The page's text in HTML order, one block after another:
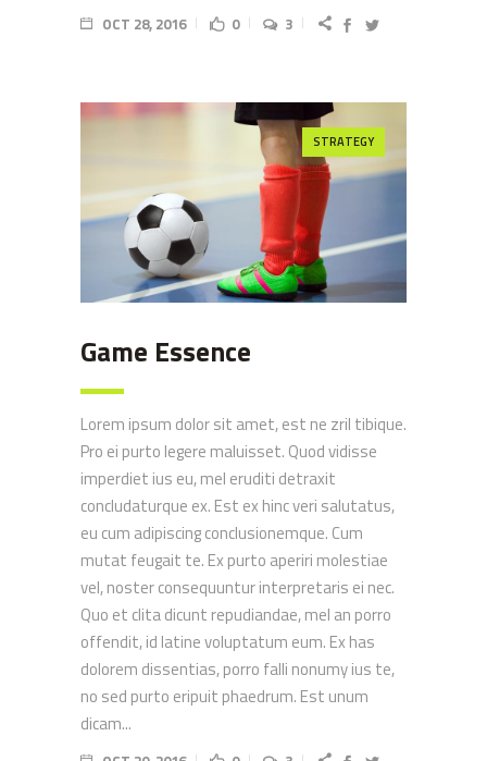
OCT 28, 2016 0 3
STRATEGY
Game Essence
Lorem ipsum dolor sit amet, est ne zril tibique.
Pro ei purto legere maluisset. Quod vidisse
imperdiet ius eu, mel eruditi detraxit
concludaturque ex. Est ex hinc veri salutatus,
eu cum adipiscing conclusionemque. Cum
mutat feugait te. Ex purto aperiri molestiae
vel, noster consequuntur interpretaris ei nec.
Quo et clita dicunt repudiandae, mel an porro
offendit, id latine voluptatum eum. Ex has
dolorem dissentias, porro falli nonumy ius te,
no sed purto eripuit phaedrum. Est unum
dicam...